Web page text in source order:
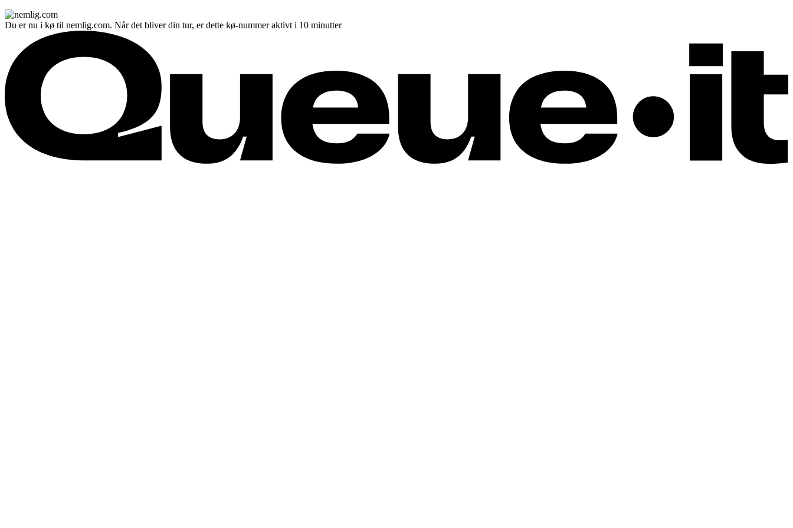
Du er nu i kø til nemlig.com. Når det bliver din tur, er dette kø-nummer aktivt i 10 minutter